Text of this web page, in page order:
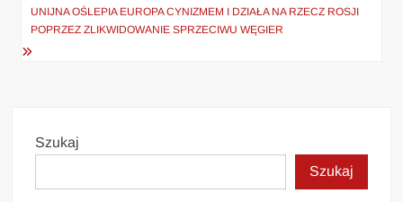
UNIJNA OŚLEPIA EUROPA CYNIZMEM I DZIAŁA NA RZECZ ROSJI
POPRZEZ ZLIKWIDOWANIE SPRZECIWU WĘGIER
Szukaj
Szukaj